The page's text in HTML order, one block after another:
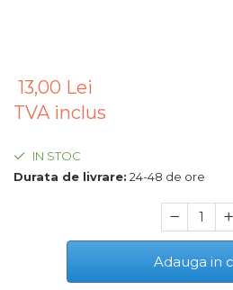
Chinga & Suport Mobila
Organizatoare
Microscoape
13,00 Lei
TVA inclus
IN STOC
Durata de livrare: 24-48 de ore
Adauga in